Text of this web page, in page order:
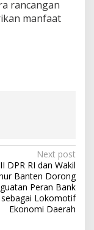
rancangan
manfaat
Next post
DPR RI dan Wakil
Banten Dorong
Peran Bank
Lokomotif
Ekonomi Daerah